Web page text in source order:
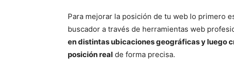
Para mejorar la posición de tu web lo primero
buscador a través de herramientas web
en distintas ubicaciones geográficas y luego
posición real de forma precisa.